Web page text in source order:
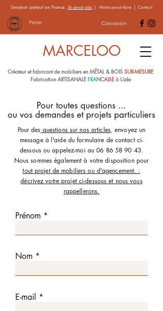
Livraison partout en France. En savoir plus | Notre savoir-faire| Contact
Panier Connexion
MARCELOO
Créateur et fabricant de mobiliers en MÉTAL & BOIS SUR-MESURE
Fabrication ARTISANALE FRANCAISEà Uzès
Pour toutes questions ...
ou vos demandes et projets particuliers
Pour des questions sur nos articles, envoyez un
message à l'aide du formulaire de contact ci-
dessous ou appelez-moi au06 86 58 90 43.
Nous sommes également à votre disposition pour
tout projet de mobiliers ou d'agencement. :
décrivez votre projet ci-dessous et nous vous
rappellerons.
Prénom
Nom
E-mail